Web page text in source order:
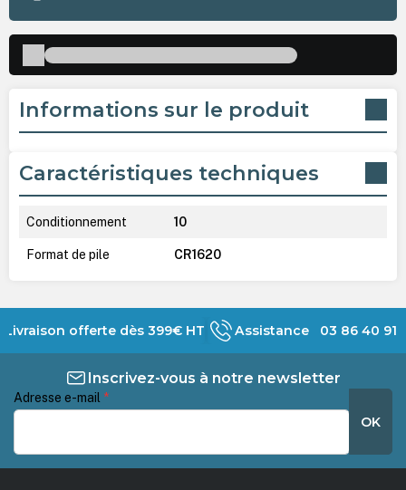
Informations sur le produit
Caractéristiques techniques
Conditionnement 10
Format de pile CR1620
Livraison offerte dès 399€ HT Assistance 03 86 40 91
Inscrivez-vous à notre newsletter
Adresse e-mail *
OK